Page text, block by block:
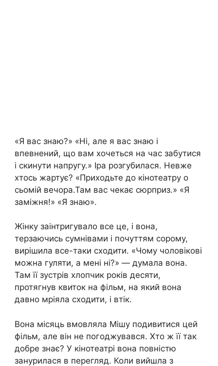
«Я вас знаю?» «Ні, але я вас знаю і
впевнений, що вам хочеться на час забутися
і скинути напругу.» Іра розгубилася. Невже
хтось жартує? «Приходьте до кінотеатру о
сьомій вечора.Там вас чекає сюрприз.» «Я
заміжня!» «Я знаю».
Жінку заінтригувало все це, і вона,
терзаючись сумнівами і почуттям сорому,
вирішила все-таки сходити. «Чому чоловікові
можна гуляти, а мені ні?» — думала вона.
Там її зустрів хлопчик років десяти,
протягнув квиток на фільм, на який вона
давно мріяла сходити, і втік.
Вона місяць вмовляла Мішу подивитися цей
фільм, але він не погоджувався. Хто ж її так
добре знає? У кінотеатрі вона повністю
занурилася в перегляд. Коли вийшла з